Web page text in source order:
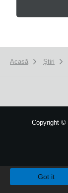
Acasă Ştiri
Copyright ©
Got it